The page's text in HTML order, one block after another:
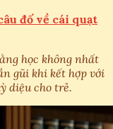
đố về cái quạt
học không nhất
gũi khi kết hợp với
diệu cho trẻ.